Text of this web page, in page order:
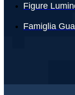
Figure
Famiglia